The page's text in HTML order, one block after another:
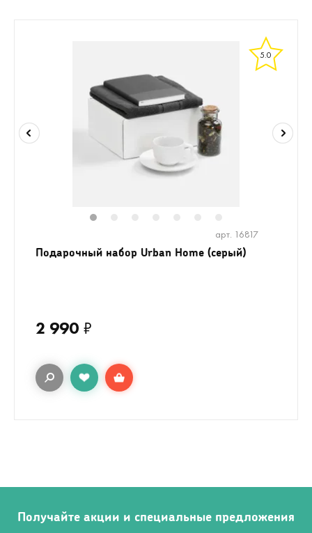
5.0
арт. 16817
Подарочный набор Urban Home (серый)
2 990 ₽
Получайте акции и специальные предложения